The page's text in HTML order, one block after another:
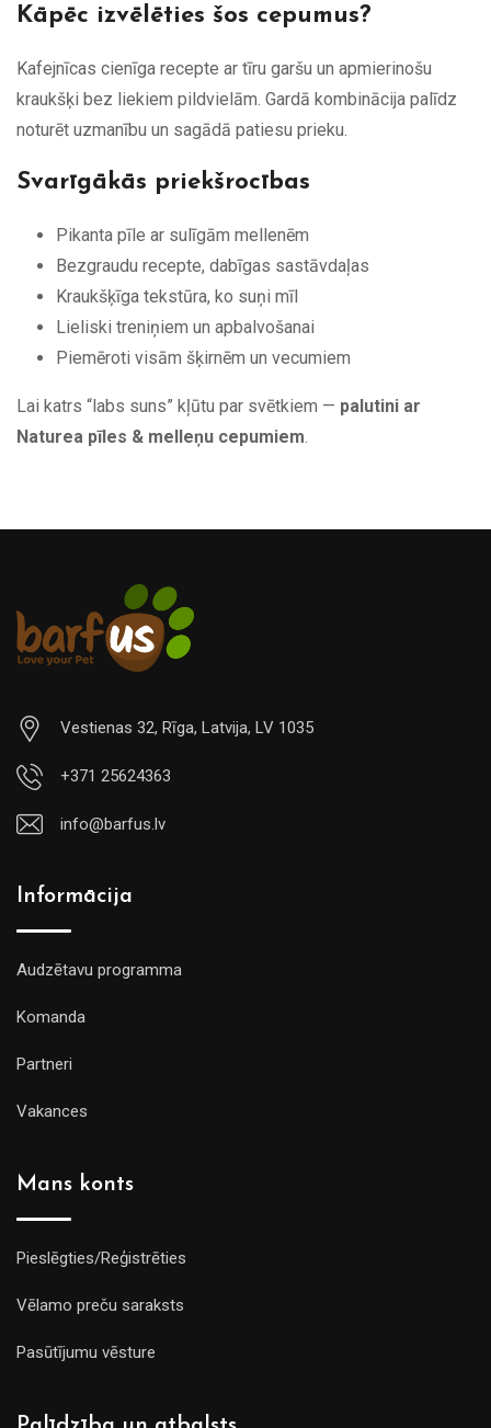
Kāpēc izvēlēties šos cepumus?
Kafejnīcas cienīga recepte ar tīru garšu un apmierinošu
kraukšķi bez liekiem pildvielām. Gardā kombinācija palīdz
noturēt uzmanību un sagādā patiesu prieku.
Svarīgākās priekšrocības
Pikanta pīle ar sulīgām mellenēm
Bezgraudu recepte, dabīgas sastāvdaļas
Kraukšķīga tekstūra, ko suņi mīl
Lieliski treniņiem un apbalvošanai
Piemēroti visām šķirnēm un vecumiem
Lai katrs “labs suns” kļūtu par svētkiem — palutini ar
Naturea pīles & melleņu cepumiem
Vestienas 32, Rīga, Latvija, LV 1035
+371 25624363
info@barfus.lv
Informācija
Audzētavu programma
Komanda
Partneri
Vakances
Mans konts
Pieslēgties/Reģistrēties
Vēlamo preču saraksts
Pasūtījumu vēsture